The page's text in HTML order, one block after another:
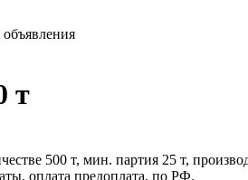
т
500 т, мин. партия 25 т,
оплата предоплата, по РФ.